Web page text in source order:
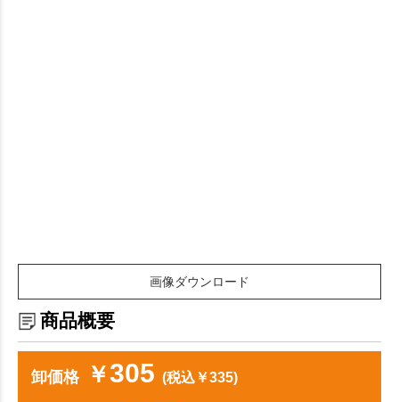
画像ダウンロード
商品概要
卸価格 ￥305 (税込￥335)